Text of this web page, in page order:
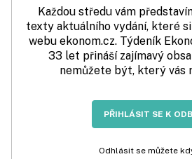
Každou středu vám
texty aktuálního vydání, které
webu ekonom.cz. Týdeník
33 let přináší zajímavý
nemůžete být, který vás
PŘIHLÁSIT SE K
Odhlásit se můžete